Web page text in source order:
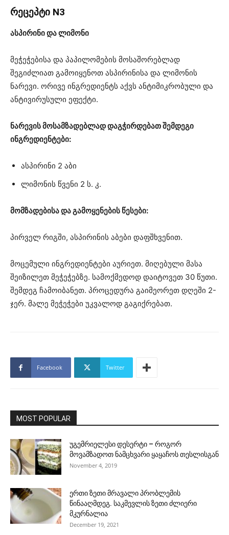
რეცეპტი N3
ასპირინი და ლიმონი
მეჭეჭებისა და პაპილომების მოსაშორებლად
შეგიძლიათ გამოიყენოთ ასპირინისა და ლიმონის
ნარევი. ორივე ინგრედიენტს აქვს ანტიმიკრობული და
ანტივირუსული ეფექტი.
ნარევის მოსამზადებლად დაგჭირდებათ შემდეგი
ინგრედიენტები:
ასპირინი 2 აბი
ლიმონის წვენი 2 ს. კ.
მომზადებისა და გამოყენების წესები:
პირველ რიგში, ასპირინის აბები დაფშხვენით.
მოცემული ინგრედიენტები აურიეთ. მიღებული მასა
შეიზილეთ მეჭეჭებზე. სამოქმედოდ დაიტოვეთ 30 წუთი.
შემდეგ ჩამოიბანეთ. პროცედურა გაიმეორეთ დღეში 2-
ჯერ. მალე მეჭეჭები უკვალოდ გაგიქრებათ.
Facebook Twitter
MOST POPULAR
უგემრიელესი დესერტი – როგორ
მოვამზადოთ ნამცხვარი ყაყაჩოს თესლისგან
November 4, 2019
ერთი ზეთი მრავალი პრობლემის
წინააღმდეგ. საკმევლის ზეთი ძლიერი
მკურნალია
December 19, 2021